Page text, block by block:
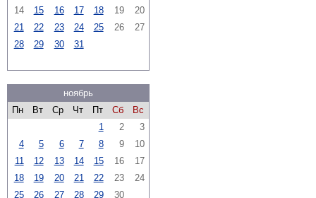
14
15 16 17 18 19
20
21
22 23 24 25 26
27
28
29 30 31
ноябрь
Пн
Вт Ср Чт Пт Сб
Вс
1
2
3
4
5 6 7 8 9
10
11
12 13 14 15 16
17
18
19 20 21 22 23
24
25
26 27 28 29 30